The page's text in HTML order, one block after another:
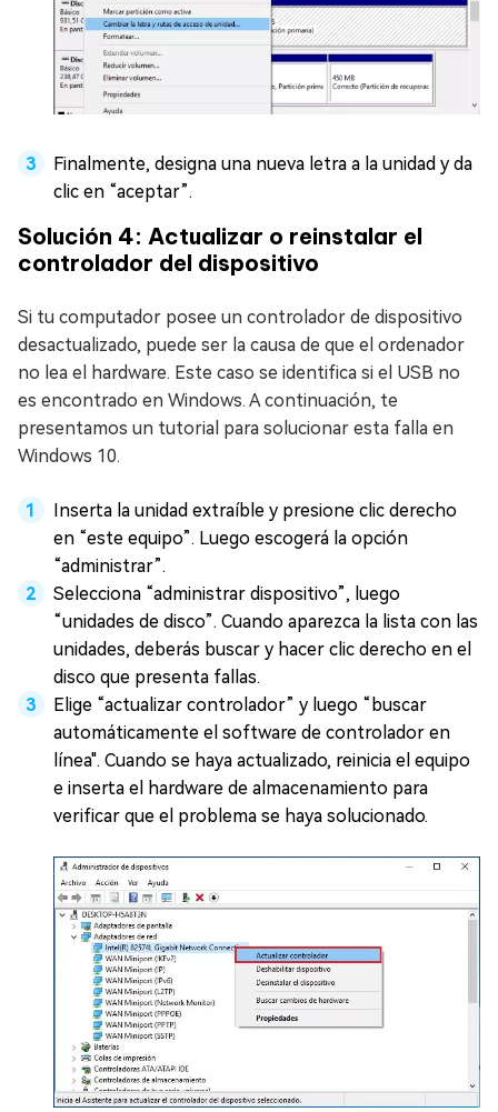
Finalmente, designa una nueva letra a la unidad y da
clic en “aceptar”.
Solución 4: Actualizar o reinstalar el
controlador del dispositivo
Si tu computador posee un controlador de dispositivo
desactualizado, puede ser la causa de que el ordenador
no lea el hardware. Este caso se identifica si el USB no
es encontrado en Windows. A continuación, te
presentamos un tutorial para solucionar esta falla en
Windows 10.
Inserta la unidad extraíble y presione clic derecho
en “este equipo”. Luego escogerá la opción
“administrar”.
Selecciona “administrar dispositivo”, luego
“unidades de disco”. Cuando aparezca la lista con las
unidades, deberás buscar y hacer clic derecho en el
disco que presenta fallas.
Elige “actualizar controlador” y luego “buscar
automáticamente el software de controlador en
línea". Cuando se haya actualizado, reinicia el equipo
e inserta el hardware de almacenamiento para
verificar que el problema se haya solucionado.